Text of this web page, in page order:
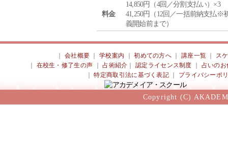
料金
14,850円（4回／分割支払い）×3
41,250円（12回／一括前納支払※
義開始前まで）
会社概要 ｜学校案内 ｜初めての方へ 講座一覧
ス
在校生・修了生の声 ｜占術紹介 ｜認定ライセンス制度
占いのお
｜特定商取引法に基づく表記 プライバシーポ
Copyright (C)